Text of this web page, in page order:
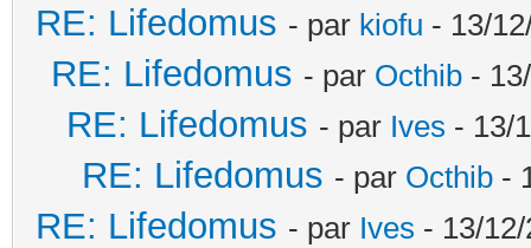
RE: Lifedomus - par kiofu - 13/
RE: Lifedomus - par Octhib -
RE: Lifedomus - par Ives - 13/
RE: Lifedomus - par Octhib -
RE: Lifedomus - par Ives - 13/